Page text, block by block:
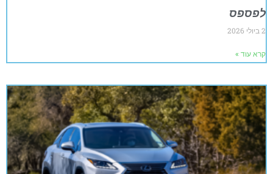
לפספס
2 ביולי 2026
קרא עוד »